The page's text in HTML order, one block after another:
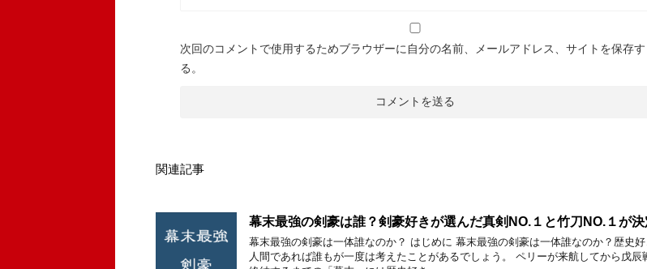
次回のコメントで使用するためブラウザーに自分の名前、メールアドレス、サイトを保存す
る。
関連記事
幕末最強の剣豪は誰？剣豪好きが選んだ真剣NO.１と竹刀NO.１が決
幕末最強の剣豪は一体誰なのか？ はじめに 幕末最強の剣豪は一体誰なのか？歴史
人間であれば誰もが一度は考えたことがあるでしょう。 ペリーが来航してから戊辰